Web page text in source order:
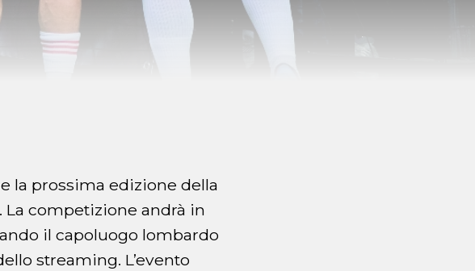
la prossima edizione della
La competizione andrà in
il capoluogo lombardo
streaming. L’evento